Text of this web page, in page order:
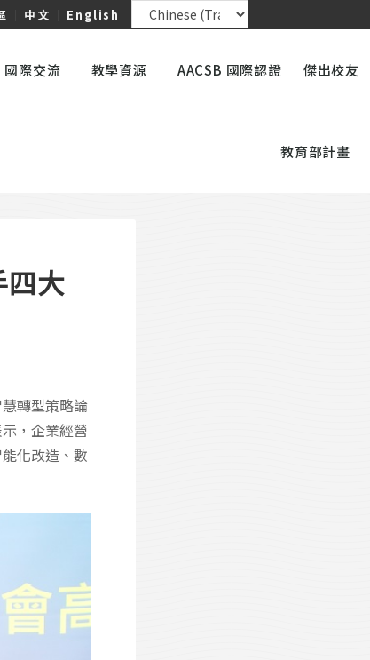
中文 English
國際交流 教學資源 AACSB 國際認證 傑出校友
教育部計畫
大
轉型策略論
，企業經營
化改造、數